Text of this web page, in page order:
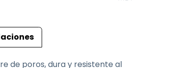
de poros, dura y resistente al